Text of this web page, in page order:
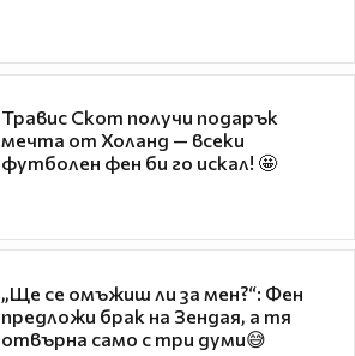
Травис Скот получи подарък
мечта от Холанд — всеки
футболен фен би го искал! 🤩
„Ще се омъжиш ли за мен?“: Фен
предложи брак на Зендая, а тя
отвърна само с три думи😅